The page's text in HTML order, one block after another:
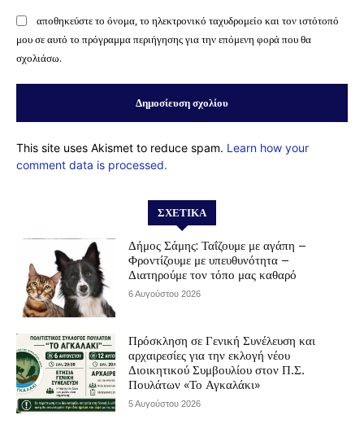
αποθηκεύστε το όνομα, το ηλεκτρονικό ταχυδρομείο και τον ιστότοπό
μου σε αυτό το πρόγραμμα περιήγησης για την επόμενη φορά που θα
σχολιάσω.
This site uses Akismet to reduce spam. Learn how your
comment data is processed.
ΣΧΕΤΙΚΆ
Δήμος Σάμης: Ταΐζουμε με αγάπη –
Φροντίζουμε με υπευθυνότητα –
Διατηρούμε τον τόπο μας καθαρό
6 Αυγούστου 2026
Πρόσκληση σε Γενική Συνέλευση και
αρχαιρεσίες για την εκλογή νέου
Διοικητικού Συμβουλίου στον Π.Σ.
Πουλάτων «Το Αγκαλάκι»
5 Αυγούστου 2026